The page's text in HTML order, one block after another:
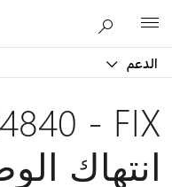
الدعم
انتهاك